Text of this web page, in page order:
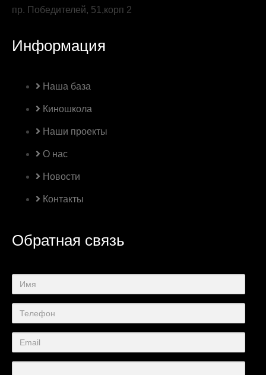
пр. Победителей, 51,корп 2
Информация
Наша база
Киношкола
Наши проекты
О нас
Новости
Контакты
Обратная связь